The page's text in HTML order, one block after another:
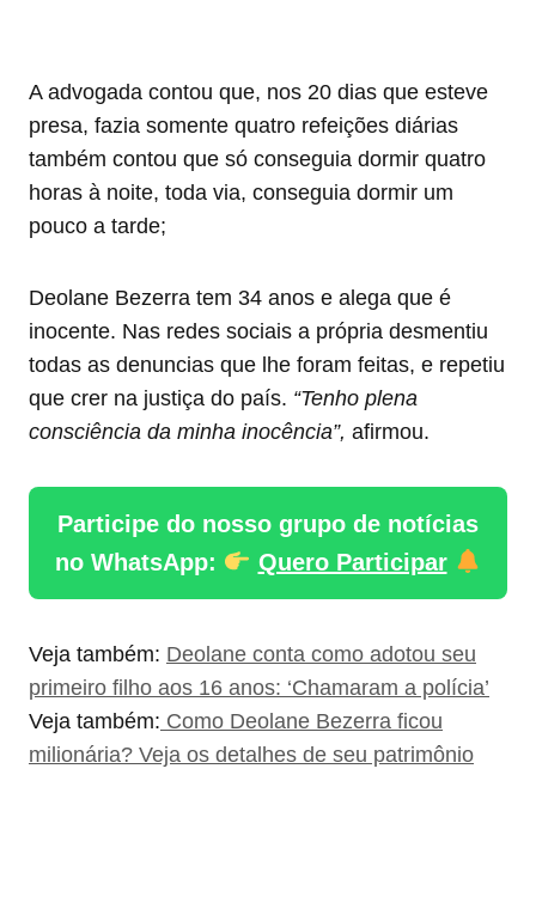
A advogada contou que, nos 20 dias que esteve
presa, fazia somente quatro refeições diárias
também contou que só conseguia dormir quatro
horas à noite, toda via, conseguia dormir um
pouco a tarde;
Deolane Bezerra tem 34 anos e alega que é
inocente. Nas redes sociais a própria desmentiu
todas as denuncias que lhe foram feitas, e repetiu
que crer na justiça do país. “Tenho plena
consciência da minha inocência”, afirmou.
Participe do nosso grupo de notícias
no WhatsApp:
Quero Participar
Veja também: Deolane conta como adotou seu
primeiro filho aos 16 anos: ‘Chamaram a polícia’
Veja também: Como Deolane Bezerra ficou
milionária? Veja os detalhes de seu patrimônio